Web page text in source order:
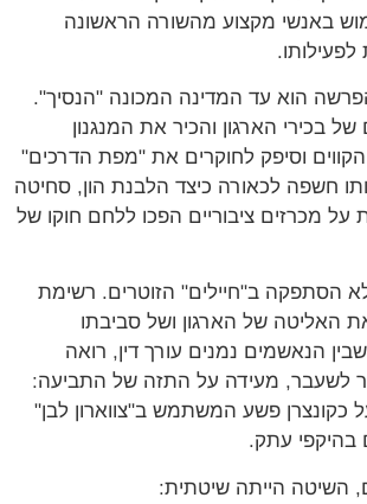
באנשי מקצוע מהשורה הראשונה
הוא עד המדינה המכונה "הנסיך".
בכירי הארגון והכיר את המנגנון
וסיפק לחוקרים את "מפת הדרכים"
חשפה לכאורה כיצד הלבנת הון, סחיטה
על מכרזים ציבוריים הפכו ללחם חוקו של
הסתפקה ב"חיילים" הזוטרים. רשימת
האליטה של הארגון ושל סביבתו
הנאשמים נמנים עורך דין, רואה
לשעבר, מעידה על התזה של התביעה:
כקונצרן פשע המשתמש ב"צווארון לבן"
בהיקפי עתק.
השיטה הייתה שיטתית: